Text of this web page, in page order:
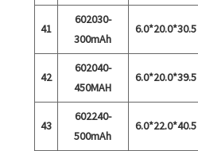
41
602030-
300mAh
6.0*20.0*30.5
42
602040-
450MAH
6.0*20.0*39.5
43
602240-
500mAh
6.0*22.0*40.5